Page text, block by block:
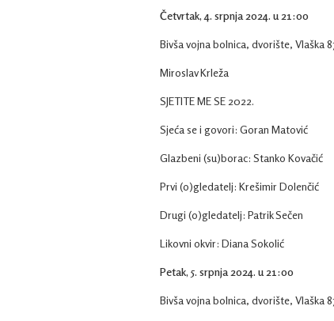
Četvrtak, 4. srpnja 2024. u 21:00
Bivša vojna bolnica, dvorište, Vlaška
Miroslav Krleža
SJETITE ME SE 2022.
Sjeća se i govori: Goran Matović
Glazbeni (su)borac: Stanko Kovačić
Prvi (o)gledatelj: Krešimir Dolenčić
Drugi (o)gledatelj: Patrik Sečen
Likovni okvir: Diana Sokolić
Petak, 5. srpnja 2024. u 21:00
Bivša vojna bolnica, dvorište, Vlaška